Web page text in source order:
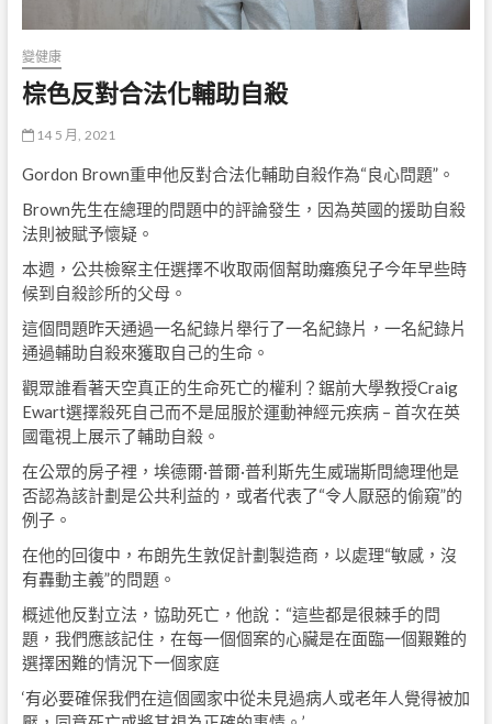
變健康
棕色反對合法化輔助自殺
14 5 月, 2021
Gordon Brown重申他反對合法化輔助自殺作為“良心問題”。
Brown先生在總理的問題中的評論發生，因為英國的援助自殺
法則被賦予懷疑。
本週，公共檢察主任選擇不收取兩個幫助癱瘓兒子今年早些時
候到自殺診所的父母。
這個問題昨天通過一名紀錄片舉行了一名紀錄片，一名紀錄片
通過輔助自殺來獲取自己的生命。
觀眾誰看著天空真正的生命死亡的權利？鋸前大學教授Craig
Ewart選擇殺死自己而不是屈服於運動神經元疾病 – 首次在英
國電視上展示了輔助自殺。
在公眾的房子裡，埃德爾·普爾·普利斯先生威瑞斯問總理他是
否認為該計劃是公共利益的，或者代表了“令人厭惡的偷窺”的
例子。
在他的回復中，布朗先生敦促計劃製造商，以處理“敏感，沒
有轟動主義”的問題。
概述他反對立法，協助死亡，他說：“這些都是很棘手的問
題，我們應該記住，在每一個個案的心臟是在面臨一個艱難的
選擇困難的情況下一個家庭
‘有必要確保我們在這個國家中從未見過病人或老年人覺得被加